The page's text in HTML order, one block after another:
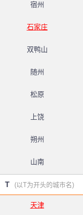
宿州
石家庄
双鸭山
随州
松原
上饶
朔州
山南
T (以T为开头的城市名)
天津